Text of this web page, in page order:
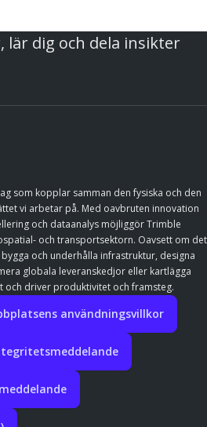
lär dig och dela insikter
som kopplar samman den fysiska och den
vi arbetar på. Med oavbruten innovation
och dataanalys möjliggör Trimble
och transportsektorn. Oavsett om det
och underhålla infrastruktur, designa
globala leveranskedjor eller kartlägga
och driver produktivitet och framsteg.
användningsvillkor